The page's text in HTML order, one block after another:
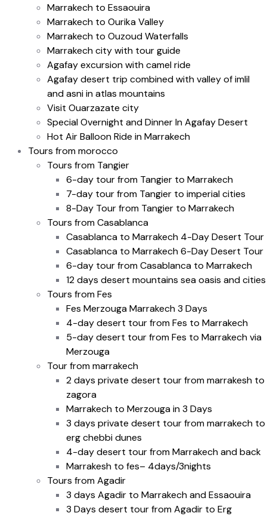
Marrakech to Essaouira
Marrakech to Ourika Valley
Marrakech to Ouzoud Waterfalls
Marrakech city with tour guide
Agafay excursion with camel ride
Agafay desert trip combined with valley of imlil
and asni in atlas mountains
Visit Ouarzazate city
Special Overnight and Dinner In Agafay Desert
Hot Air Balloon Ride in Marrakech
Tours from morocco
Tours from Tangier
6-day tour from Tangier to Marrakech
7-day tour from Tangier to imperial cities
8-Day Tour from Tangier to Marrakech
Tours from Casablanca
Casablanca to Marrakech 4-Day Desert Tour
Casablanca to Marrakech 6-Day Desert Tour
6-day tour from Casablanca to Marrakech
12 days desert mountains sea oasis and cities
Tours from Fes
Fes Merzouga Marrakech 3 Days
4-day desert tour from Fes to Marrakech
5-day desert tour from Fes to Marrakech via
Merzouga
Tour from marrakech
2 days private desert tour from marrakesh to
zagora
Marrakech to Merzouga in 3 Days
3 days private desert tour from marrakech to
erg chebbi dunes
4-day desert tour from Marrakech and back
Marrakesh to fes– 4days/3nights
Tours from Agadir
3 days Agadir to Marrakech and Essaouira
3 Days desert tour from Agadir to Erg